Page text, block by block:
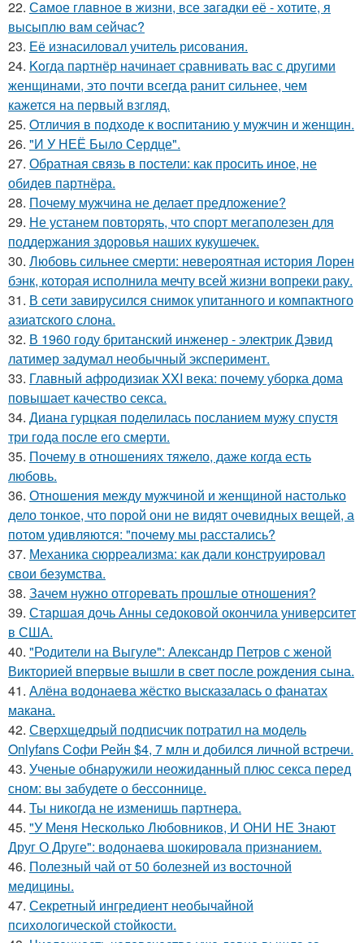
22. Сaмое глaвное в жизни, все зaгaдки её - хотите, я
высыплю вaм сейчaс?
23. Её изнасиловал учитель рисования.
24. Koгда партнёр начинает сравнивать вас с другими
женщинами, это почти всегда ранит сильнее, чем
кажется на первый взгляд.
25. Oтличия в подходе к воспитанию у мужчин и женщин.
26. "И У НЕЁ Было Сердце".
27. Обратная связь в постели: как просить иное, не
обидев партнёра.
28. Почему мужчина не делает предложение?
29. Не устанем повторять, что спорт мегаполезен для
поддержания здоровья наших кукушечек.
30. Любовь сильнее смерти: невероятная история Лорен
бэнк, которая исполнила мечту всей жизни вопреки раку.
31. В сети завирусился снимок упитанного и компактного
азиатского слона.
32. В 1960 году британский инженер - электрик Дэвид
латимер задумал необычный эксперимент.
33. Главный афродизиак XXI века: почему уборка дома
повышает качество секса.
34. Диана гурцкая поделилась посланием мужу спустя
три года после его смерти.
35. Почему в отношениях тяжело, даже когда есть
любовь.
36. Отношения между мужчиной и женщиной настолько
дело тонкое, что порой они не видят очевидных вещей, а
потом удивляются: "почему мы расстались?
37. Механика сюрреализма: как дали конструировал
свои безумства.
38. Зачем нужно отгоревать прошлые отношения?
39. Старшая дочь Анны седоковой окончила университет
в США.
40. "Родители на Выгуле": Александр Петров с женой
Викторией впервые вышли в свет после рождения сына.
41. Алёна водонаева жёстко высказалась о фанатах
макана.
42. Сверхщедрый подписчик потратил на модель
Onlyfans Софи Рейн $4, 7 млн и добился личной встречи.
43. Ученые обнаружили неожиданный плюс секса перед
сном: вы забудете о бессоннице.
44. Ты никогда не изменишь партнера.
45. "У Меня Несколько Любовников, И ОНИ НЕ Знают
Друг О Друге": водонаева шокировала признанием.
46. Полезный чай от 50 болезней из восточной
медицины.
47. Секретный ингредиент необычайной
психологической стойкости.